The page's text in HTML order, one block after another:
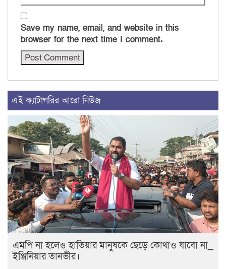
Save my name, email, and website in this
browser for the next time I comment.
এই ক্যাটাগরির আরো নিউজ
এমপি না হলেও হাতিয়ার মানুষকে ছেড়ে কোথাও যাবো না_
ইঞ্জিনিয়ার তানভীর।